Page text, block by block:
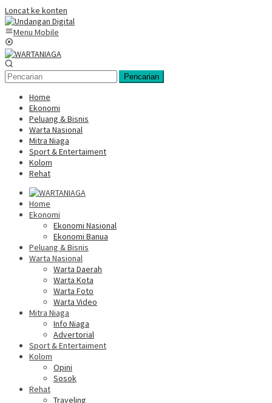
Loncat ke konten
Menu Mobile
Pencarian
Home
Ekonomi
Peluang & Bisnis
Warta Nasional
Mitra Niaga
Sport & Entertaiment
Kolom
Rehat
Home
Ekonomi
Ekonomi Nasional
Ekonomi Banua
Peluang & Bisnis
Warta Nasional
Warta Daerah
Warta Kota
Warta Foto
Warta Video
Mitra Niaga
Info Niaga
Advertorial
Sport & Entertaiment
Kolom
Opini
Sosok
Rehat
Traveling